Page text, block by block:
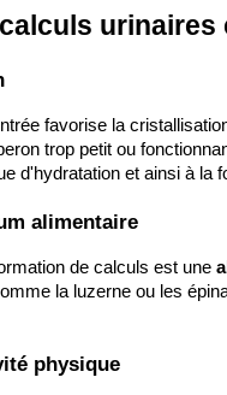
la
Les chiens
souffrir de
maladie
cardiaque
important
de détecter
rapidement.
urinaires
favorise la
trop petit ou
d'hydratation et ainsi à la
alimentaire
de calculs est une
la luzerne ou les
physique